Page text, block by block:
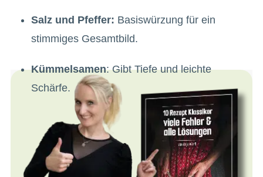
Salz und Pfeffer: Basiswürzung für ein
stimmiges Gesamtbild.
Kümmelsamen: Gibt Tiefe und leichte
Schärfe.